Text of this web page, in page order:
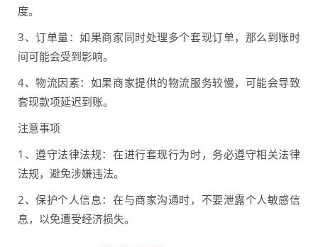
度。
3、订单量：如果商家同时处理多个套现订单，那么到账时
间可能会受到影响。
4、物流因素：如果商家提供的物流服务较慢，可能会导致
套现款项延迟到账。
注意事项
1、遵守法律法规：在进行套现行为时，务必遵守相关法律
法规，避免涉嫌违法。
2、保护个人信息：在与商家沟通时，不要泄露个人敏感信
息，以免遭受经济损失。